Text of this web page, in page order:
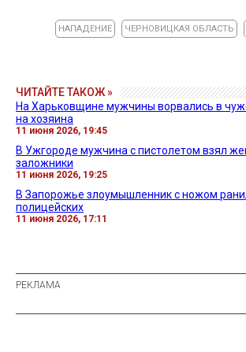
НАПАДЕНИЕ ЧЕРНОВИЦКАЯ ОБЛАСТЬ
ЧИТАЙТЕ ТАКОЖ »
На Харьковщине мужчины ворвались в
на хозяина
11 июня 2026, 19:45
В Ужгороде мужчина с пистолетом взял
заложники
11 июня 2026, 19:25
В Запорожье злоумышленник с ножом
полицейских
11 июня 2026, 17:11